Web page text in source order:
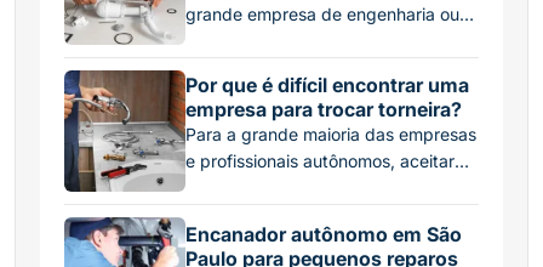
grande empresa de engenharia ou
trocar uma torneira pingando, e
recebeu um “não” ou um orçamento
absurdamente alto? Essa é uma
situação frustrante, mas muito
comum. No mercado de hidráulica,
existe uma linha clara entre o que as
grandes corporações […]
Por que é difícil encontrar uma
empresa para trocar torneira?
Para a grande maioria das empresas
e profissionais autônomos, aceitar
simplesmente não fecha a conta. O
Encanador autônomo em São
Paulo para pequenos reparos